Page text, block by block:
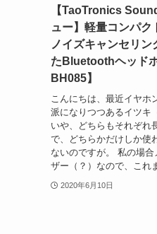
【TaoTronics
ュー】軽量コンパク
ノイズキャンセリン
たBluetoothヘッド
BH085】
こんにちは、最近イヤホ
派になりつつあるイツキ
いや、どちらもそれぞれ
で、どちらかだけしか使
ないのですが。 私の場
ザー（？）なので、これ
2020年6月10日